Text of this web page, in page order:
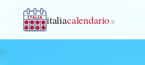
italiacalendario .it